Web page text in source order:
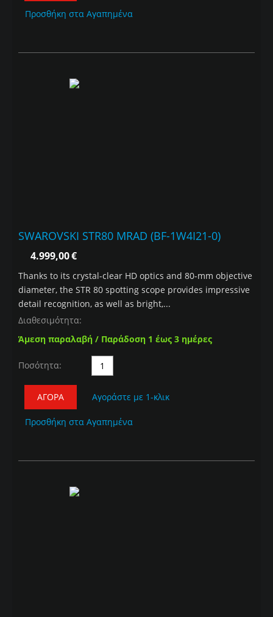
Προσθήκη στα Αγαπημένα
SWAROVSKI STR80 MRAD (BF-1W4I21-0)
4.999,00€
Thanks to its crystal-clear HD optics and 80-mm objective
diameter, the STR 80 spotting scope provides impressive
detail recognition, as well as bright,...
Διαθεσιμότητα:
Άμεση παραλαβή / Παράδοση 1 έως 3 ημέρες
Ποσότητα:
ΑΓΟΡΆ Αγοράστε με 1-κλικ
Προσθήκη στα Αγαπημένα